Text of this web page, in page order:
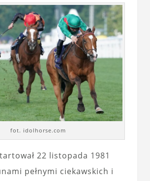
fot. idolhorse.com
22 listopada 1981
pełnymi ciekawskich i